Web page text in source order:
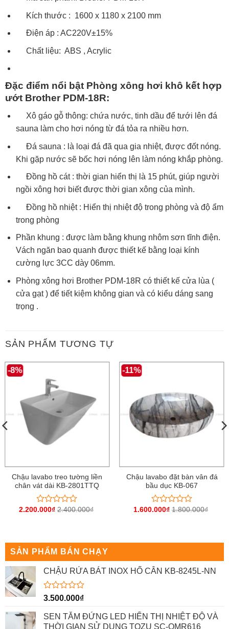
Kích thước : 1600 x 1180 x 2100 mm
Điện áp : AC220V±15%
Chất liệu: ABS , Acrylic
Đặc điểm nổi bật Phòng xông hơi khô kết hợp
ướt Brother PDM-18R:
Xô gáo gỗ thông: chứa nước, tinh dầu để tưới lên đá
sauna làm cho hơi nóng từ đá tỏa ra nhiều hơn.
Đá sauna : là loại đá đã qua gia nhiệt, được đốt nóng.
Khi gặp nước sẽ bốc hơi nóng lên làm nóng khắp phòng.
Đồng hồ cát : thời gian hiển thị là 15 phút, giúp người
ngồi xông hơi biết được thời gian xông của mình.
Đồng hồ nhiệt : Hiển thị nhiệt độ trong phòng và độ ẩm
trong phòng
Phần khung : được làm bằng khung nhôm sơn tĩnh điện.
Vách ngăn bao quanh được thiết kế bằng loại kính
cường lực 3CC dày 06mm.
Phòng xông hơi Brother PDM-18R có thiết kế cửa lùa (
cửa gạt ) để tiết kiệm không gian và có kiểu dáng sang
trọng .
SẢN PHẨM TƯƠNG TỰ
-8%
Chậu lavabo treo tường liền
chân vát dài KB-2801TTQ
Được
5
sao
2.200.000₫ 2.400.000₫
-11%
Chậu lavabo đặt bàn vân đá
bầu dục KB-067
Được
5
1.600.000₫ 1.800.000₫
SẢN PHẨM BÁN CHẠY
CHẬU RỬA BÁT INOX HỐ CÂN KB-8245L-NN
Được
hạng
0
3.500.000₫
SEN TẮM ĐỨNG LED HIỂN THỊ NHIỆT ĐỘ VÀ
THỜI GIAN SỬ DỤNG TOZU SC-OMR616